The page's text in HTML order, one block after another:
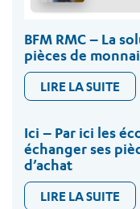
BFM RMC – La
pièces de
LIRE LA SUITE
Ici – Par ici les
échanger ses
d’achat
LIRE LA SUITE